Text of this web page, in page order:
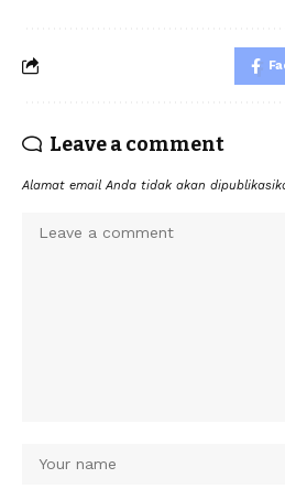
Leave a comment
Alamat email Anda tidak akan